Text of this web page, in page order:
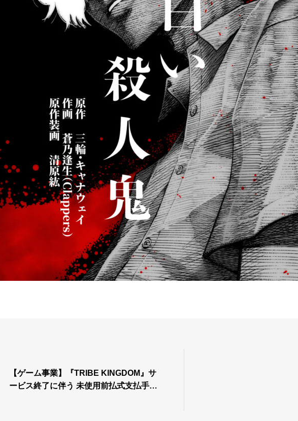
【ゲーム事業】『TRIBE KINGDOM』サ
ービス終了に伴う 未使用前払式支払手段